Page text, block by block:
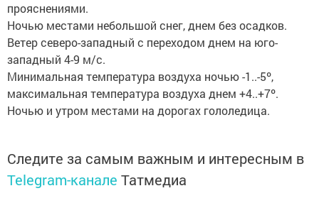
прояснениями.
Ночью местами небольшой снег, днем без осадков.
Ветер северо-западный с переходом днем на юго-
западный 4-9 м/с.
Минимальная температура воздуха ночью -1..-5º,
максимальная температура воздуха днем +4..+7º.
Ночью и утром местами на дорогах гололедица.
Следите за самым важным и интересным в
Telegram-канале Татмедиа